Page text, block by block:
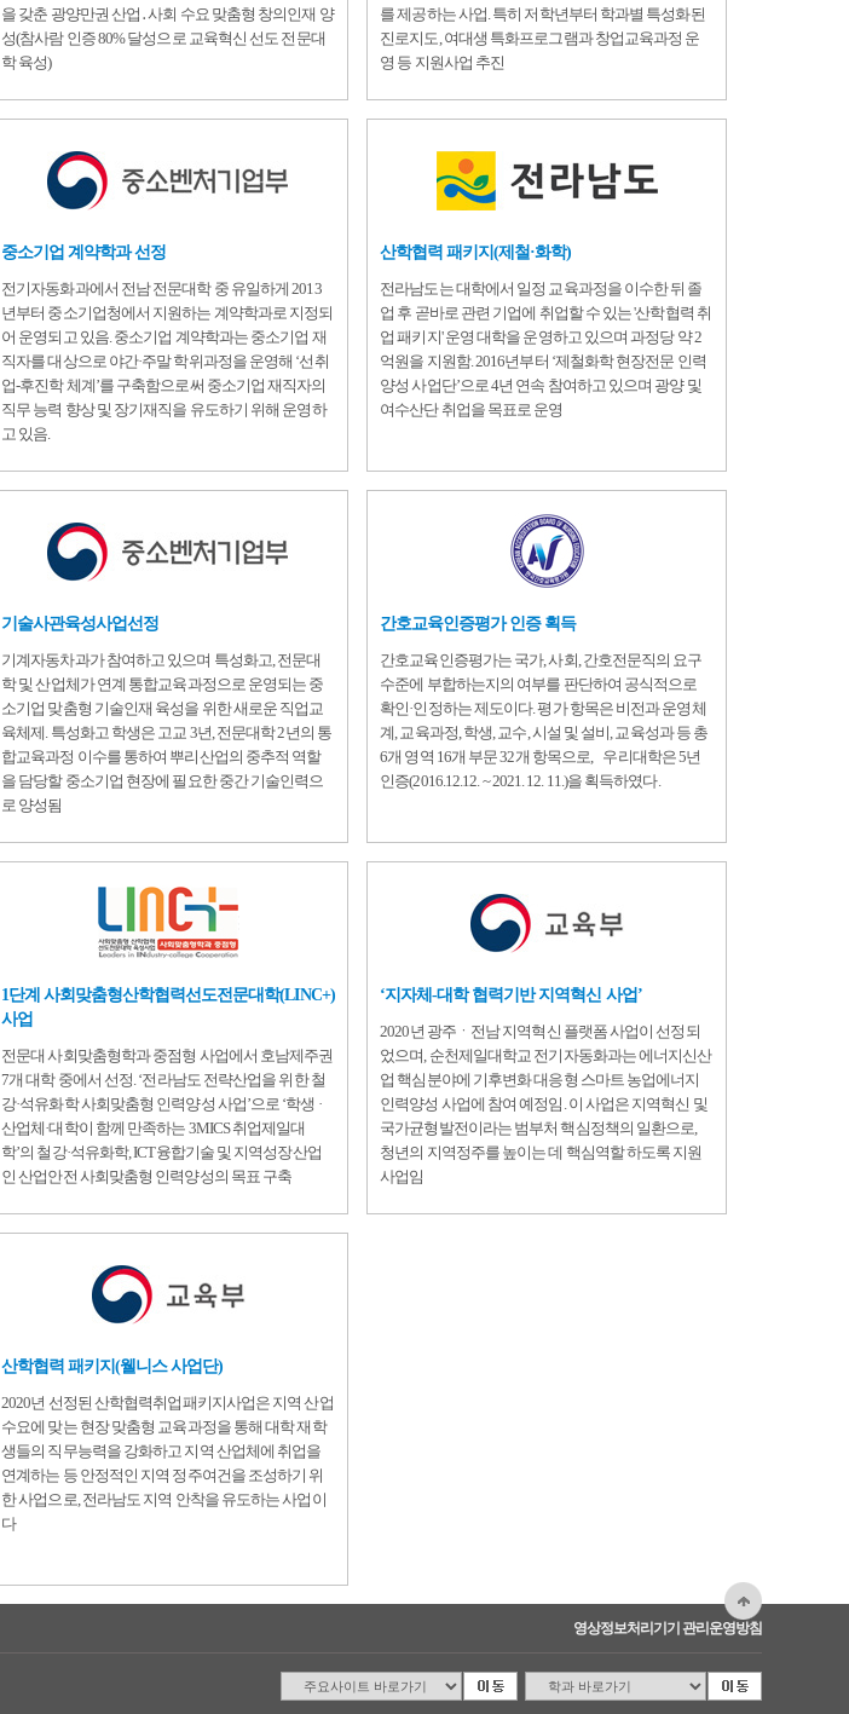
을 갖춘 광양만권 산업․사회 수요 맞춤형 창의인재 양
성(참사람 인증 80% 달성으로 교육혁신 선도 전문대
학 육성)
를 제공하는 사업. 특히 저학년부터 학과별 특성화된
진로지도, 여대생 특화프로그램과 창업교육과정 운
영 등 지원사업 추진
중소기업 계약학과 선정
전기자동화과에서 전남 전문대학 중 유일하게 2013
년부터 중소기업청에서 지원하는 계약학과로 지정되
어 운영되고 있음. 중소기업 계약학과는 중소기업 재
직자를 대상으로 야간·주말 학위과정을 운영해 ‘선취
업-후진학 체계’를 구축함으로써 중소기업 재직자의
직무 능력 향상 및 장기재직을 유도하기 위해 운영하
고 있음.
산학협력 패키지(제철·화학)
전라남도는 대학에서 일정 교육과정을 이수한 뒤 졸
업 후 곧바로 관련 기업에 취업할 수 있는 '산학협력 취
업 패키지' 운영 대학을 운영하고 있으며 과정당 약 2
억원을 지원함. 2016년부터 ‘제철화학 현장전문 인력
양성 사업단’으로 4년 연속 참여하고 있으며 광양 및
여수산단 취업을 목표로 운영
기술사관육성사업선정
기계자동차과가 참여하고 있으며 특성화고, 전문대
학 및 산업체가 연계 통합교육과정으로 운영되는 중
소기업 맞춤형 기술인재 육성을 위한 새로운 직업교
육체제. 특성화고 학생은 고교 3년, 전문대학 2년의 통
합교육과정 이수를 통하여 뿌리산업의 중추적 역할
을 담당할 중소기업 현장에 필요한 중간 기술인력으
로 양성됨
간호교육인증평가 인증 획득
간호교육인증평가는 국가, 사회, 간호전문직의 요구
수준에 부합하는지의 여부를 판단하여 공식적으로
확인·인정하는 제도이다. 평가 항목은 비전과 운영체
계, 교육과정, 학생, 교수, 시설 및 설비, 교육성과 등 총
6개 영역 16개 부문 32개 항목으로, 우리대학은 5년
인증(2016.12.12. ~ 2021. 12. 11.)을 획득하였다.
1단계 사회맞춤형산학협력선도전문대학(LINC+)
사업
전문대 사회맞춤형학과 중점형 사업에서 호남제주권
7개 대학 중에서 선정. ‘전라남도 전략산업을 위한 철
강·석유화학 사회맞춤형 인력양성 사업’으로 ‘학생 ·
산업체·대학이 함께 만족하는 3MICS 취업제일대
학’의 철강·석유화학, ICT융합기술 및 지역성장산업
인 산업안전 사회맞춤형 인력양성의 목표 구축
‘지자체-대학 협력기반 지역혁신 사업’
2020년 광주ㆍ전남 지역혁신 플랫폼 사업이 선정되
었으며, 순천제일대학교 전기자동화과는 에너지신산
업 핵심분야에 기후변화 대응형 스마트 농업에너지
인력양성 사업에 참여 예정임. 이 사업은 지역혁신 및
국가균형발전이라는 범부처 핵심정책의 일환으로,
청년의 지역정주를 높이는 데 핵심역할 하도록 지원
사업임
산학협력 패키지(웰니스 사업단)
2020년 선정된 산학협력취업패키지사업은 지역 산업
수요에 맞는 현장 맞춤형 교육과정을 통해 대학 재학
생들의 직무능력을 강화하고 지역 산업체에 취업을
연계하는 등 안정적인 지역 정주여건을 조성하기 위
한 사업으로, 전라남도 지역 안착을 유도하는 사업이
다
영상정보처리기기 관리운영방침